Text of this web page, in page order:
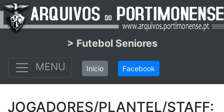
> Futebol Seniores
MENU
Inicio Facebook
JOGADORES/PLANTEL/STAFF: